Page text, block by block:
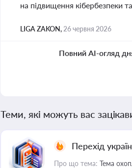
на підвищення кібербезпеки
LIGA ZAKON, 26 червня 2026
Повний AI-огляд
Теми, які можуть вас
Перехід
Про що тема: Тема